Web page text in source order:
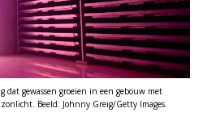
dat gewassen groeien in een gebouw met
Beeld: Johnny Greig/Getty Images.